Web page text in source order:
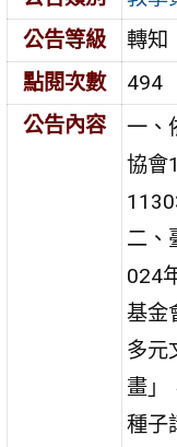
公告等級
轉知
點閱次數
494
公告內容
一、
協會
二、
024
基金
多元
畫」
種子